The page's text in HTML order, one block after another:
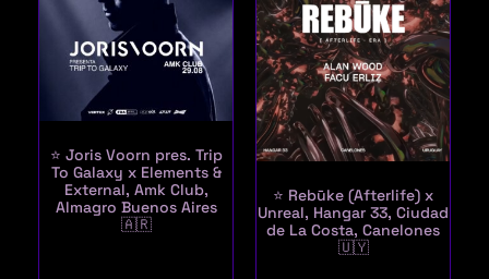
⭐ Joris Voorn pres. Trip
To Galaxy x Elements &
External, Amk Club,
Almagro Buenos Aires
🇦🇷
⭐ Rebūke (Afterlife) x
Unreal, Hangar 33, Ciudad
de La Costa, Canelones
🇺🇾